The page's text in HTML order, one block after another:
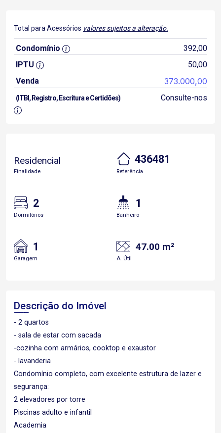
Total para Acessórios valores sujeitos a alteração.
Condomínio
392,00
IPTU
50,00
Venda
373.000,00
(ITBI, Registro, Escritura e Certidões) Consulte-nos
Residencial
Finalidade
436481
Referência
2
Dormitórios
1
Banheiro
1
Garagem
47.00 m²
A. Útil
Descrição do Imóvel
- 2 quartos
- sala de estar com sacada
-cozinha com armários, cooktop e exaustor
- lavanderia
Condomínio completo, com excelente estrutura de lazer e
segurança:
2 elevadores por torre
Piscinas adulto e infantil
Academia